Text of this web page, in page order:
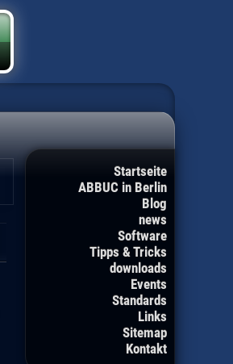
Startseite
ABBUC in Berlin
Blog
news
Software
Tipps & Tricks
downloads
Events
Standards
Links
Sitemap
Kontakt